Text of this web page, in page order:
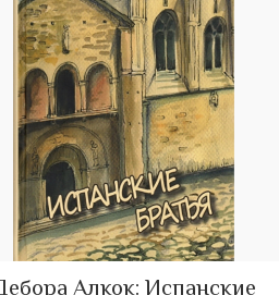
ADD TO CART
Алкок: Испанские